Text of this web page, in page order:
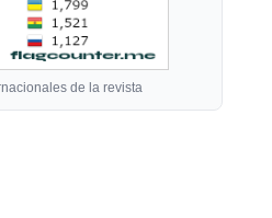
de la revista